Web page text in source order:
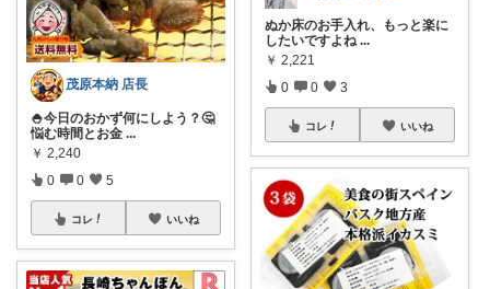
茂原本納 店長
🍚今日のおかず何にしよう？🤔
悩む時間とお金 ...
￥ 2,240
0 0 5
コレ いいね
ぬか床のお手入れ、もっと楽に
したいですよね ...
￥ 2,221
0 0 3
コレ いいね